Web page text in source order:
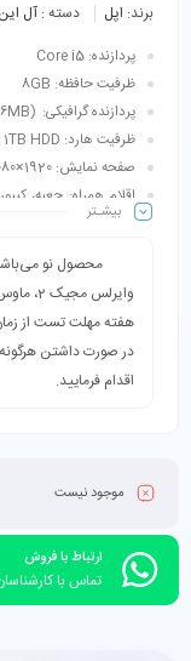
برند: اپل دسته :آل
پردازنده: Core i5
ظرفیت حافظه: 8GB
پردازنده گرافیکی: Intel HD graphics 6000 (1536MB)
ظرفیت هارد: 1TB HDD
صفحه نمایش: 1920×1080 | FHD | 21.5
اورجینال اپل
بیشـتر
محصول نو می‌باشد
هفته مهلت تست از
در صورت داشتن هرگونه
اقدام فرمایید.
موجود نیست
ارتباط با فروش
تماس با